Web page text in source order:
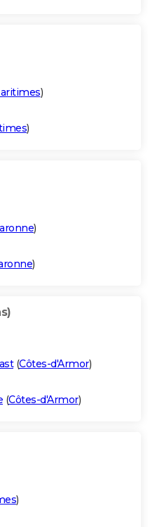
)
)
)
)
(Côtes-d'Armor)
(Côtes-d'Armor)
)